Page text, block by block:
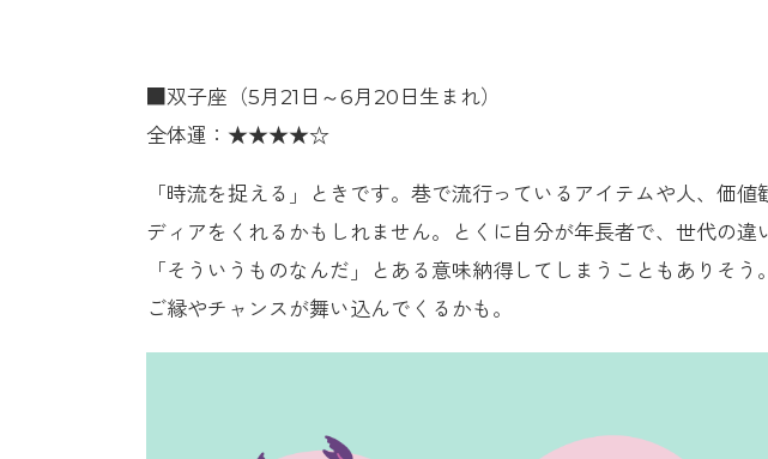
■双子座（5月21日～6月20日生まれ）
全体運：★★★★☆
「時流を捉える」ときです。巷で流行っているアイテムや人、価
ディアをくれるかもしれません。とくに自分が年長者で、世代の違
「そういうものなんだ」とある意味納得してしまうこともありそ
ご縁やチャンスが舞い込んでくるかも。